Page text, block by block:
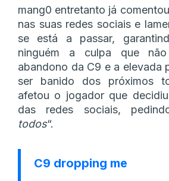
mang0 entretanto já
nas suas redes sociais e
se está a passar,
ninguém a culpa que
abandono da C9 e a elevada
ser banido dos próximos
afetou o jogador que
das redes sociais,
todos“.
C9 dropping me